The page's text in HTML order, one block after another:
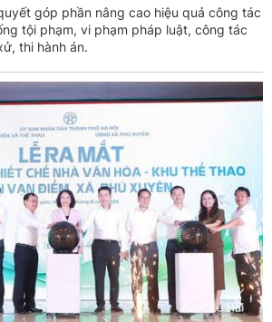
góp phần nâng cao hiệu quả công tác
tội phạm, vi phạm pháp luật, công tác
thi hành án.